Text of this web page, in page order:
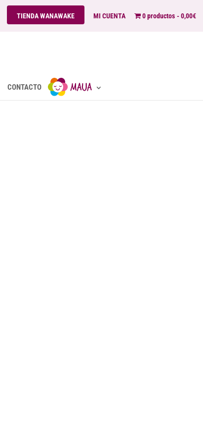
TIENDA WANAWAKE MI CUENTA 0 productos 0,00€
CONTACTO